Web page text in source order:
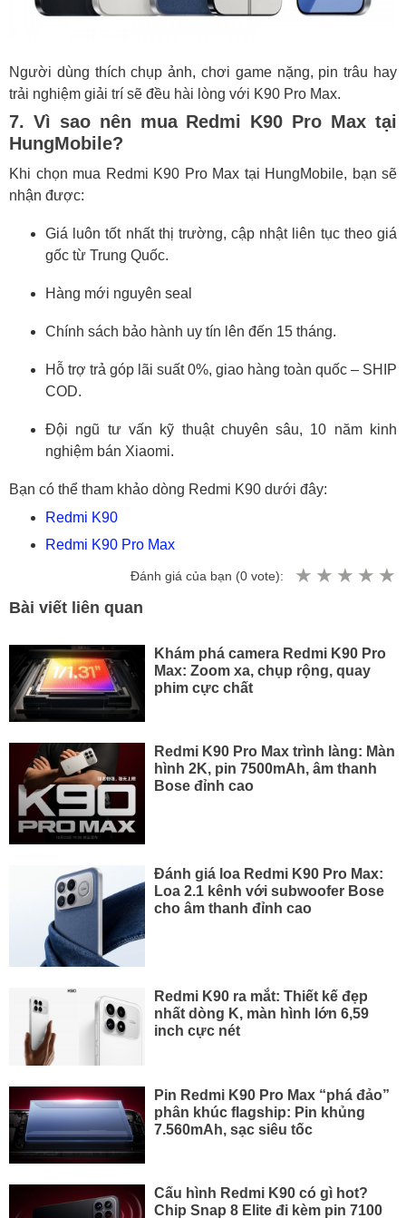
Người dùng thích chụp ảnh, chơi game nặng, pin trâu hay
trải nghiệm giải trí sẽ đều hài lòng với K90 Pro Max.
7. Vì sao nên mua Redmi K90 Pro Max tại
HungMobile?
Khi chọn mua Redmi K90 Pro Max tại HungMobile, bạn sẽ
nhận được:
Giá luôn tốt nhất thị trường, cập nhật liên tục theo giá
gốc từ Trung Quốc.
Hàng mới nguyên seal
Chính sách bảo hành uy tín lên đến 15 tháng.
Hỗ trợ trả góp lãi suất 0%, giao hàng toàn quốc – SHIP
COD.
Đội ngũ tư vấn kỹ thuật chuyên sâu, 10 năm kinh
nghiệm bán Xiaomi.
Bạn có thể tham khảo dòng Redmi K90 dưới đây:
Redmi K90
Redmi K90 Pro Max
Đánh giá của bạn (0 vote):
Bài viết liên quan
Khám phá camera Redmi K90 Pro
Max: Zoom xa, chụp rộng, quay
phim cực chất
Redmi K90 Pro Max trình làng: Màn
hình 2K, pin 7500mAh, âm thanh
Bose đỉnh cao
Đánh giá loa Redmi K90 Pro Max:
Loa 2.1 kênh với subwoofer Bose
cho âm thanh đỉnh cao
Redmi K90 ra mắt: Thiết kế đẹp
nhất dòng K, màn hình lớn 6,59
inch cực nét
Pin Redmi K90 Pro Max “phá đảo”
phân khúc flagship: Pin khủng
7.560mAh, sạc siêu tốc
Cấu hình Redmi K90 có gì hot?
Chip Snap 8 Elite đi kèm pin 7100